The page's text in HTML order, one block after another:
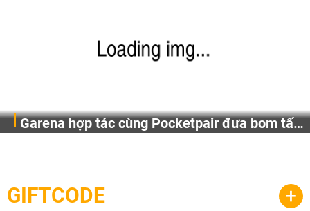
Garena hợp tác cùng Pocketpair đưa bom tấn
cầu, theo giấy phép chính thức từ công ty game Nhật Bản
Pocketpair, Inc.
GIFTCODE +